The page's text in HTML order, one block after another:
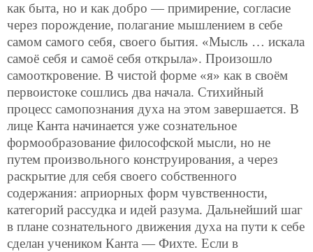
как быта, но и как добро — примирение, согласие
через порождение, полагание мышлением в себе
самом самого себя, своего бытия. «Мысль … искала
самоё себя и самоё себя открыла». Произошло
самооткровение. В чистой форме «я» как в своём
первоистоке сошлись два начала. Стихийный
процесс самопознания духа на этом завершается. В
лице Канта начинается уже сознательное
формообразование философской мысли, но не
путем произвольного конструирования, а через
раскрытие для себя своего собственного
содержания: априорных форм чувственности,
категорий рассудка и идей разума. Дальнейший шаг
в плане сознательного движения духа на пути к себе
сделан учеником Канта — Фихте. Если в